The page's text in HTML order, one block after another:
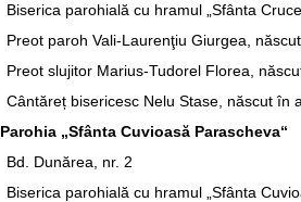
Biserica parohială cu hramul „Sfânta
Preot paroh Vali‑Laurenţiu Giurgea,
Preot slujitor Marius‑Tudorel Florea,
Cântăreț bisericesc Nelu Stase, născut în
Parohia „Sfânta Cuvioasă Parascheva“
Bd. Dunărea, nr. 2
Biserica parohială cu hramul „Sfânta